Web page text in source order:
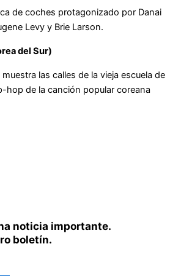
de coches protagonizado por Danai
Levy y Brie Larson.
del Sur)
las calles de la vieja escuela de
hop de la canción popular coreana
noticia importante.
boletín.